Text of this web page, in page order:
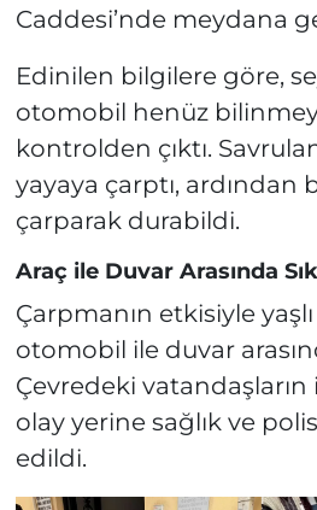
Caddesi’nde meydana
Edinilen bilgilere göre,
otomobil henüz
kontrolden çıktı.
yayaya çarptı, ardından
çarparak durabildi.
Araç ile Duvar Arasında
Çarpmanın etkisiyle
otomobil ile duvar
Çevredeki vatandaşların
olay yerine sağlık ve
edildi.